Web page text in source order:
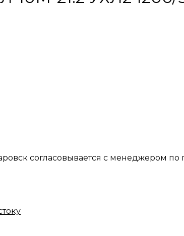
согласовывается с менеджером